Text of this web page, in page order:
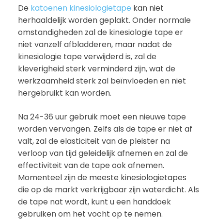
De katoenen kinesiologietape kan niet
herhaaldelijk worden geplakt. Onder normale
omstandigheden zal de kinesiologie tape er
niet vanzelf afbladderen, maar nadat de
kinesiologie tape verwijderd is, zal de
kleverigheid sterk verminderd zijn, wat de
werkzaamheid sterk zal beïnvloeden en niet
hergebruikt kan worden.
Na 24-36 uur gebruik moet een nieuwe tape
worden vervangen. Zelfs als de tape er niet af
valt, zal de elasticiteit van de pleister na
verloop van tijd geleidelijk afnemen en zal de
effectiviteit van de tape ook afnemen.
Momenteel zijn de meeste kinesiologietapes
die op de markt verkrijgbaar zijn waterdicht. Als
de tape nat wordt, kunt u een handdoek
gebruiken om het vocht op te nemen.